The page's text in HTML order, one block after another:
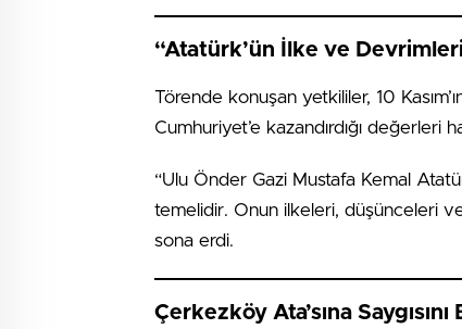
“Atatürk’ün İlke ve
Törende konuşan yetkililer, 10
Cumhuriyet’e kazandırdığı değerleri
“Ulu Önder Gazi Mustafa Kemal
temelidir. Onun ilkeleri, düşünceleri
sona erdi.
Çerkezköy Ata’sına